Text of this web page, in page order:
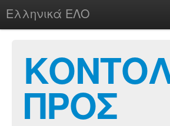
Ελληνικά ΕΛΟ
chesstu.be @ discord
LoginΠΡΟΣ